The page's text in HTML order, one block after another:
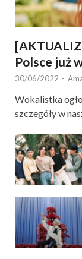
Polsce już
30/06/2022 -
Wokalistka
szczegóły w